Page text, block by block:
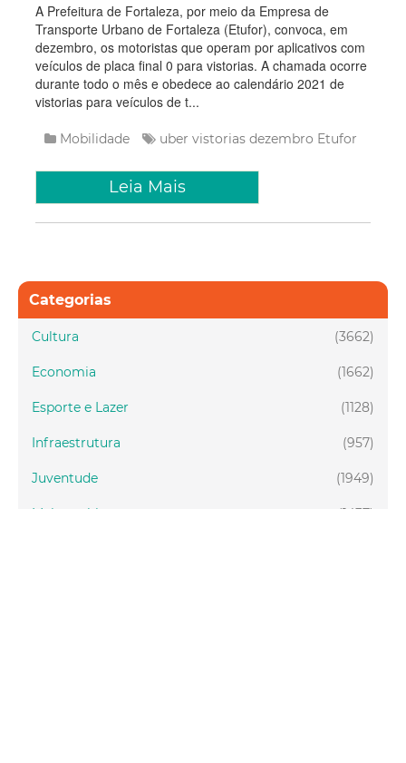
A Prefeitura de Fortaleza, por meio da Empresa de
Transporte Urbano de Fortaleza (Etufor), convoca, em
dezembro, os motoristas que operam por aplicativos com
veículos de placa final 0 para vistorias. A chamada ocorre
durante todo o mês e obedece ao calendário 2021 de
vistorias para veículos de t...
Mobilidade uber vistorias dezembro Etufor
Leia Mais
Categorias
(3662)
Cultura
(1662)
Economia
(1128)
Esporte e Lazer
(957)
Infraestrutura
(1949)
Juventude
(1437)
Meio ambiente